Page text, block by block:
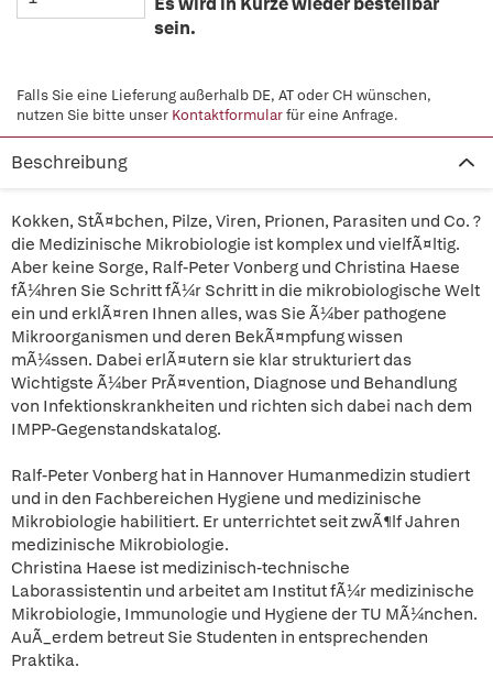
sein.
Falls Sie eine Lieferung außerhalb DE, AT oder CH wünschen,
nutzen Sie bitte unser Kontaktformularfür eine Anfrage.
Beschreibung
Kokken, StÃ¤bchen, Pilze, Viren, Prionen, Parasiten und Co. ?
die Medizinische Mikrobiologie ist komplex und vielfÃ¤ltig.
Aber keine Sorge, Ralf-Peter Vonberg und Christina Haese
fÃ¼hren Sie Schritt fÃ¼r Schritt in die mikrobiologische Welt
ein und erklÃ¤ren Ihnen alles, was Sie Ã¼ber pathogene
Mikroorganismen und deren BekÃ¤mpfung wissen
mÃ¼ssen. Dabei erlÃ¤utern sie klar strukturiert das
Wichtigste Ã¼ber PrÃ¤vention, Diagnose und Behandlung
von Infektionskrankheiten und richten sich dabei nach dem
IMPP-Gegenstandskatalog.
Ralf-Peter Vonberg hat in Hannover Humanmedizin studiert
und in den Fachbereichen Hygiene und medizinische
Mikrobiologie habilitiert. Er unterrichtet seit zwÃ¶lf Jahren
medizinische Mikrobiologie.
Christina Haese ist medizinisch-technische
Laborassistentin und arbeitet am Institut fÃ¼r medizinische
Mikrobiologie, Immunologie und Hygiene der TU MÃ¼nchen.
AuÃ_erdem betreut Sie Studenten in entsprechenden
Praktika.